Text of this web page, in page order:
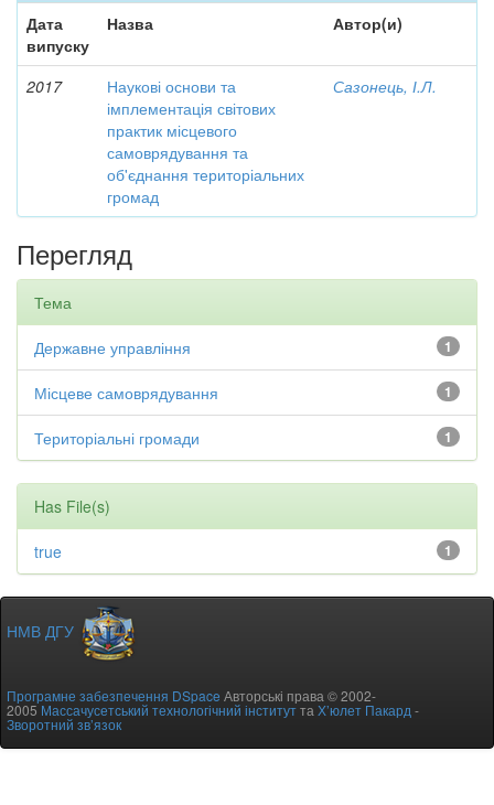
Дата
випуску
Назва Автор(и)
2017
Наукові основи та
імплементація світових
практик місцевого
самоврядування та
об'єднання територіальних
громад
Сазонець, І.Л.
Перегляд
Тема
1
Державне управління
1
Місцеве самоврядування
1
Територіальні громади
Has File(s)
1
true
НМВ ДГУ
Програмне забезпечення DSpace Авторські права © 2002-
2005Массачусетський технологічний інститутта Х’юлет Пакард -
Зворотний зв’язок